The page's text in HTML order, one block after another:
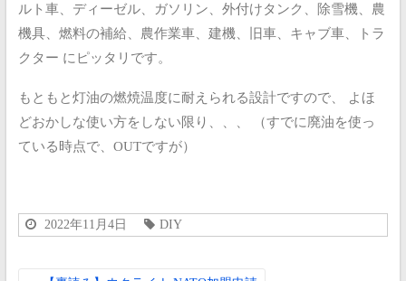
ルト車、ディーゼル、ガソリン、外付けタンク、除雪機、農
機具、燃料の補給、農作業車、建機、旧車、キャブ車、トラ
クター にピッタリです。
もともと灯油の燃焼温度に耐えられる設計ですので、
よほ
どおかしな使い方をしない限り、、、
（すでに廃油を使っ
ている時点で、OUTですが）
2022年11月4日 DIY